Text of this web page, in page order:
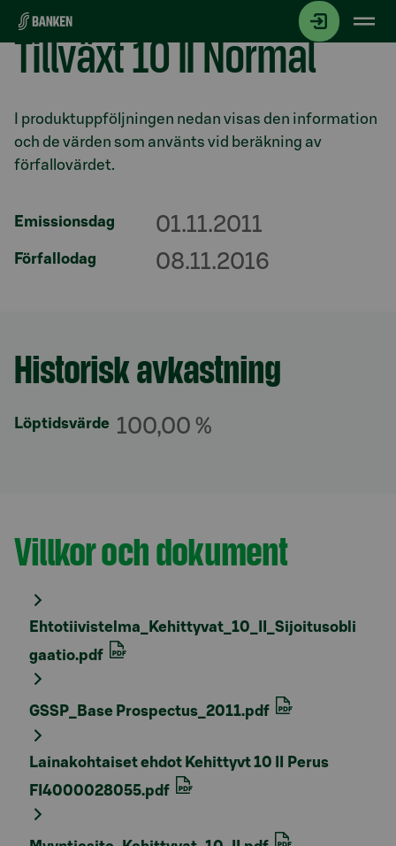
Gå direkt till innehållet
Tillväxt 10 II Normal
Avsnitt med titel
I produktuppföljningen nedan visas den information
och de värden som använts vid beräkning av
förfallovärdet.
Emissionsdag 01.11.2011
Förfallodag 08.11.2016
Avsnitt med titel
Historisk avkastning
Löptidsvärde 100,00 %
Avsnitt med titel
Villkor och dokument
Ehtotiivistelma_Kehittyvat_10_II_Sijoitusobli
gaatio.pdf
GSSP_Base Prospectus_2011.pdf
Lainakohtaiset ehdot Kehittyvt 10 II Perus
FI4000028055.pdf